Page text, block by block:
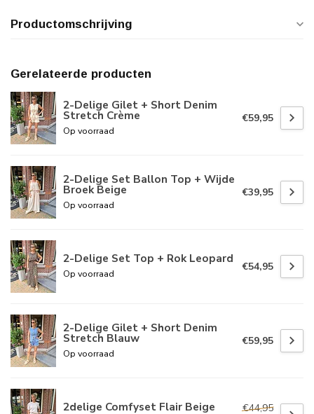
Productomschrijving
Gerelateerde producten
2-Delige Gilet + Short Denim
Stretch Crème
Op voorraad
€59,95
2-Delige Set Ballon Top + Wijde
Broek Beige
Op voorraad
€39,95
2-Delige Set Top + Rok Leopard
Op voorraad
€54,95
2-Delige Gilet + Short Denim
Stretch Blauw
Op voorraad
€59,95
2delige Comfyset Flair Beige
€44,95